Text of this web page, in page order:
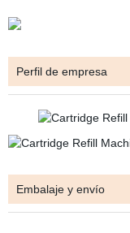
Perfil de empresa
Embalaje y envío